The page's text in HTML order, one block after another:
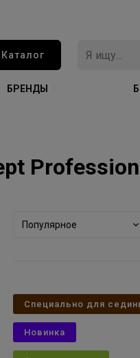
Каталог
БРЕНДЫ
Популярное
Специально для
Новинка